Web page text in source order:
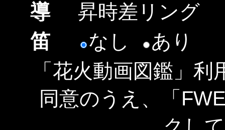
導
昇時差リング
笛
なし
あり
「花火動画図鑑」
同意のうえ、「